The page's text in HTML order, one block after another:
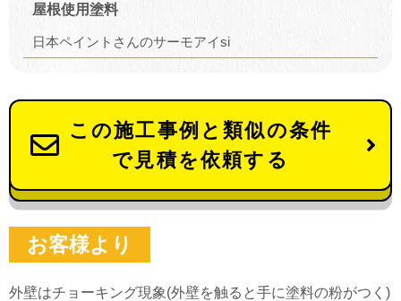
屋根使用塗料
日本ペイントさんのサーモアイsi
この施工事例と類似の条件
で見積を依頼する
お客様より
外壁はチョーキング現象(外壁を触ると手に塗料の粉がつく)